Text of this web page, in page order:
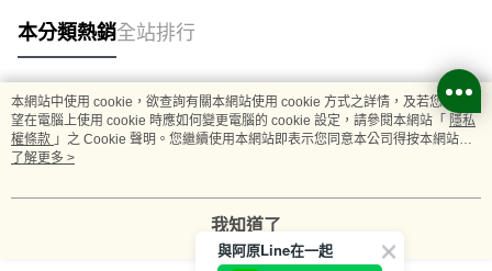
本分類熱銷全站排行
熱門標籤
本網站中使用 cookie，欲查詢有關本網站使用 cookie 方式之詳情，及若您不希
望在電腦上使用 cookie 時應如何變更電腦的 cookie 設定，請參閱本網站「 隱私
權條款 」之 Cookie 聲明。您繼續使用本網站即表示您同意本公司得按本網站使
用條款之 Cookie 聲明使用 cookie。
了解更多 >
我知道了
與阿原Line在一起